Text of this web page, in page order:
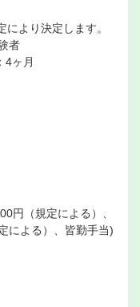
より決定します。
者
4ヶ月
円（規定による）、
による）、皆勤手当)